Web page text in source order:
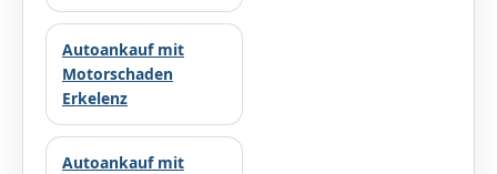
Autoankauf mit
Motorschaden
Erkelenz
Autoankauf mit